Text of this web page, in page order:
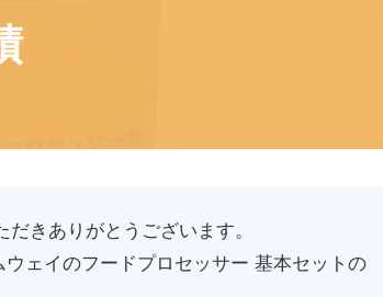
きありがとうございます。
ェイのフードプロセッサー 基本セットの